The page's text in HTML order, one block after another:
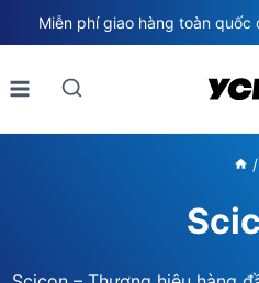
to
content
Miễn phí giao hàng toàn
/